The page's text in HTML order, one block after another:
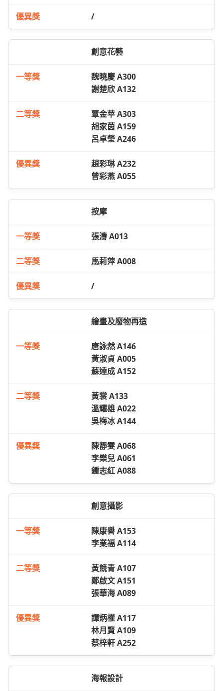
/
創意花藝
魏曉慶 A300
謝楚欣 A132
覃金苹 A303
胡家茵 A159
呂卓瑩 A246
趙彩琳 A232
曾彩燕 A055
按摩
張濤 A013
馬莉萍 A008
/
繪畫及廢物再造
唐詠然 A146
黃淑貞 A005
蘇達成 A152
黃裳 A133
溫耀雄 A022
吳梅冰 A144
陳靜雯 A068
李樂兒 A061
鍾志紅 A088
創意攝影
陳康譽 A153
李業福 A114
黃競青 A107
鄭啟文 A151
張華海 A089
譚炳權 A117
林月賢 A109
蔡梓軒 A252
海報設計